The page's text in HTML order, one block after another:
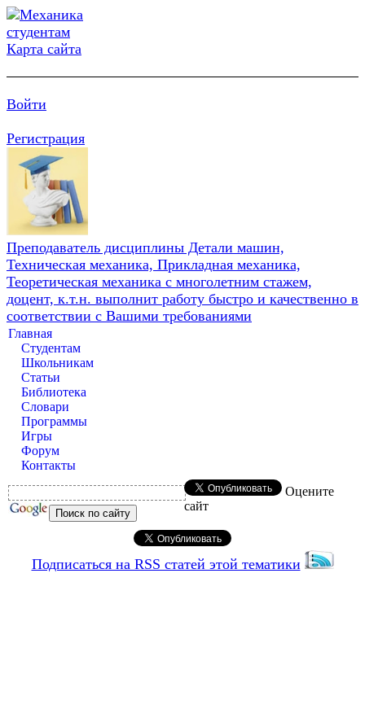
Карта сайта
Войти
Регистрация
Преподаватель дисциплины Детали машин,
Техническая механика, Прикладная механика,
Теоретическая механика с многолетним стажем,
доцент, к.т.н. выполнит работу быстро и качественно в
соответствии с Вашими требованиями
Главная
Студентам
Школьникам
Статьи
Библиотека
Словари
Программы
Игры
Форум
Контакты
Оцените
сайт
Подписаться на RSS статей этой тематики